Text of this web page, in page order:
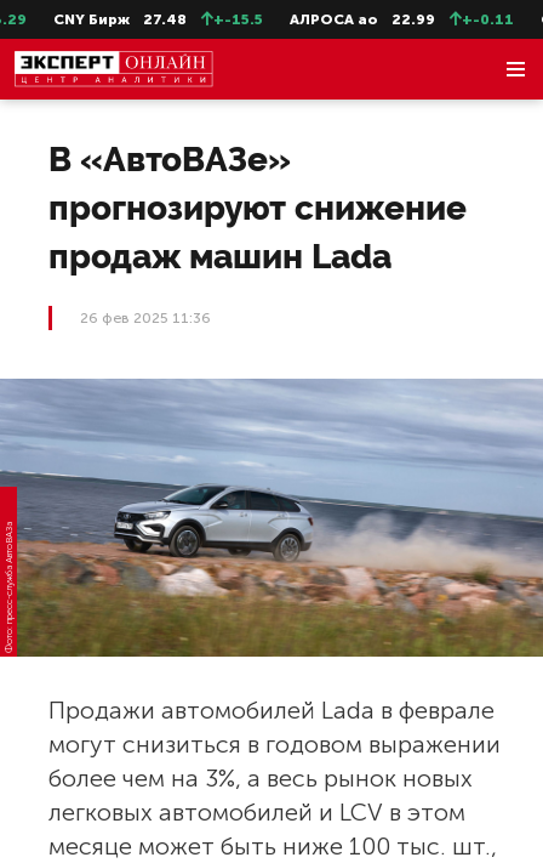
CNY Бирж 27.48 +-15.5 АЛРОСА ао 22.99 +-0.11
В «АвтоВАЗе»
прогнозируют снижение
продаж машин Lada
26 фев 2025 11:36
Фото: пресс-служба АвтоВАЗа
Продажи автомобилей Lada в феврале
могут снизиться в годовом выражении
более чем на 3%, а весь рынок новых
легковых автомобилей и LCV в этом
месяце может быть ниже 100 тыс. шт.,